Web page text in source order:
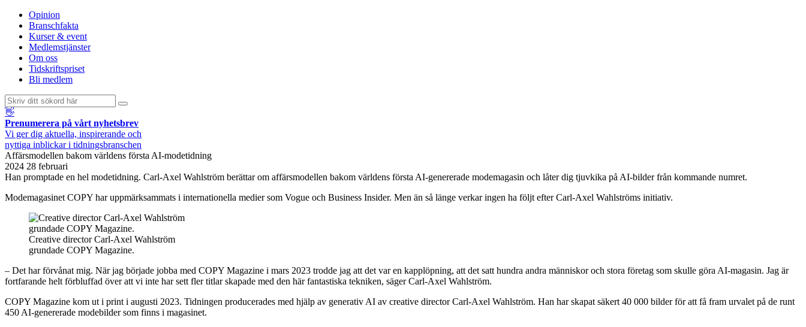
Opinion
Branschfakta
Kurser & event
Medlemstjänster
Om oss
Tidskriftspriset
Bli medlem
👋
Prenumerera på vårt nyhetsbrev
Vi ger dig aktuella, inspirerande och
nyttiga inblickar i tidningsbranschen
Affärsmodellen bakom världens första AI-modetidning
2024 28 februari
Han promptade en hel modetidning. Carl-Axel Wahlström berättar om affärsmodellen bakom världens första AI-genererade modemagasin och låter dig tjuvkika på AI-bilder från kommande numret.
Modemagasinet COPY har uppmärksammats i internationella medier som Vogue och Business Insider. Men än så länge verkar ingen ha följt efter Carl-Axel Wahlströms initiativ.
Creative director Carl-Axel Wahlström
grundade COPY Magazine.
– Det har förvånat mig. När jag började jobba med COPY Magazine i mars 2023 trodde jag att det var en kapplöpning, att det satt hundra andra människor och stora företag som skulle göra AI-magasin. Jag är
fortfarande helt förbluffad över att vi inte har sett fler titlar skapade med den här fantastiska tekniken, säger Carl-Axel Wahlström.
COPY Magazine kom ut i print i augusti 2023. Tidningen producerades med hjälp av generativ AI av creative director Carl-Axel Wahlström. Han har skapat säkert 40 000 bilder för att få fram urvalet på de runt
450 AI-genererade modebilder som finns i magasinet.